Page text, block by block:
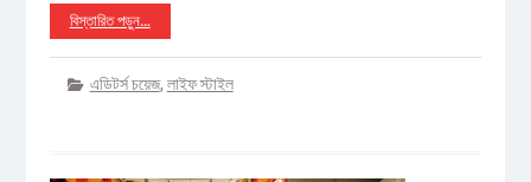
বিস্তারিত পড়ুন…
এডিটর্স চয়েজ, লাইফ স্টাইল